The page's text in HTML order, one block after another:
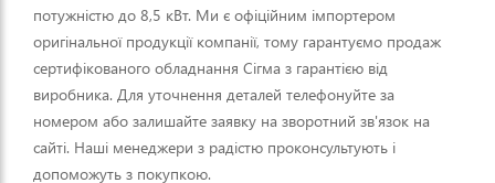
потужністю до 8,5 кВт. Ми є офіційним імпортером
оригінальної продукції компанії, тому гарантуємо продаж
сертифікованого обладнання Сігма з гарантією від
виробника. Для уточнення деталей телефонуйте за
номером або залишайте заявку на зворотний зв'язок на
сайті. Наші менеджери з радістю проконсультують і
допоможуть з покупкою.